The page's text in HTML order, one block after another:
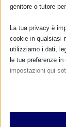
Non ci sono eventi
FARMACI
genitore o tutore
La tua privacy è
cookie in qualsiasi
utilizziamo i dati,
le tue preferenze
impostazioni qui
Essenziali
I cookie e i